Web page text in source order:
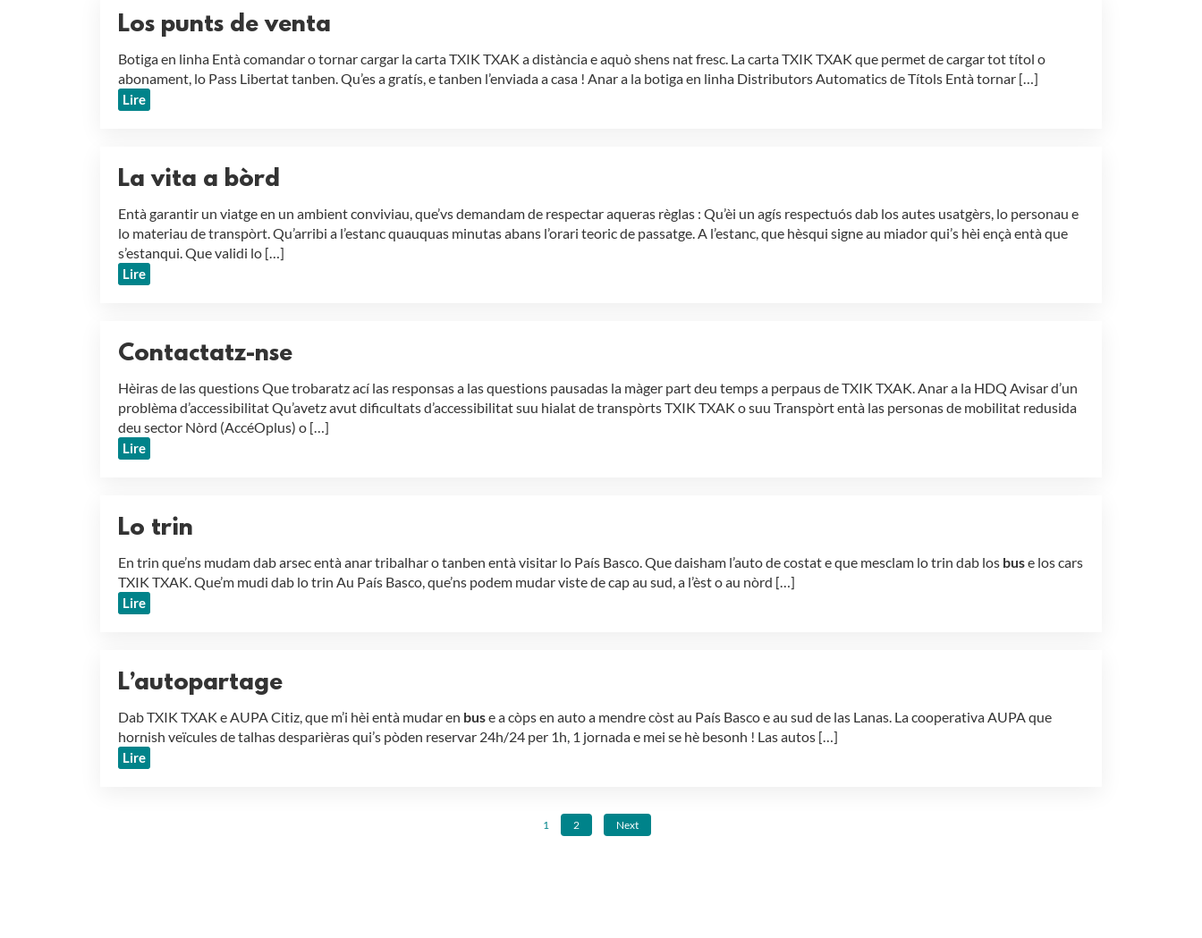
Los punts de venta
Botiga en linha Entà comandar o tornar cargar la carta TXIK TXAK a distància e aquò shens nat fresc. La carta TXIK TXAK que permet de cargar tot títol o
abonament, lo Pass Libertat tanben. Qu’es a gratís, e tanben l’enviada a casa ! Anar a la botiga en linha Distributors Automatics de Títols Entà tornar […]
Lire
La vita a bòrd
Entà garantir un viatge en un ambient conviviau, que’vs demandam de respectar aqueras règlas : Qu’èi un agís respectuós dab los autes usatgèrs, lo personau e
lo materiau de transpòrt. Qu’arribi a l’estanc quauquas minutas abans l’orari teoric de passatge. A l’estanc, que hèsqui signe au miador qui’s hèi ençà entà que
s’estanqui. Que validi lo […]
Lire
Contactatz-nse
Hèiras de las questions Que trobaratz ací las responsas a las questions pausadas la màger part deu temps a perpaus de TXIK TXAK. Anar a la HDQ Avisar d’un
problèma d’accessibilitat Qu’avetz avut dificultats d’accessibilitat suu hialat de transpòrts TXIK TXAK o suu Transpòrt entà las personas de mobilitat redusida
deu sector Nòrd (AccéOplus) o […]
Lire
Lo trin
En trin que’ns mudam dab arsec entà anar tribalhar o tanben entà visitar lo País Basco. Que daisham l’auto de costat e que mesclam lo trin dab los buse los cars
TXIK TXAK. Que’m mudi dab lo trin Au País Basco, que’ns podem mudar viste de cap au sud, a l’èst o au nòrd […]
Lire
L’autopartage
Dab TXIK TXAK e AUPA Citiz, que m’i hèi entà mudar en buse a còps en auto a mendre còst au País Basco e au sud de las Lanas. La cooperativa AUPA que
hornish veïcules de talhas desparièras qui’s pòden reservar 24h/24 per 1h, 1 jornada e mei se hè besonh ! Las autos […]
Lire
1 2 Next